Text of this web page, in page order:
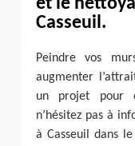
Casseuil.
Peindre vos
augmenter
un projet pour
n’hésitez pas à
à Casseuil dans